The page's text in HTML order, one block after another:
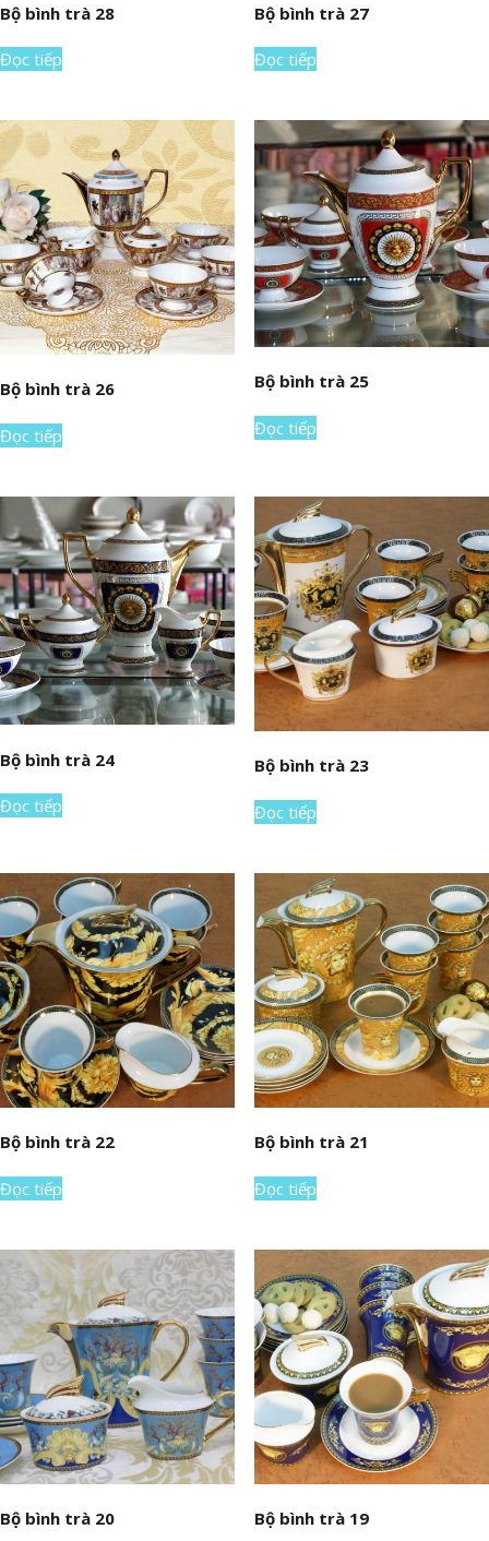
Bộ bình trà 28
Đọc tiếp
Bộ bình trà 27
Đọc tiếp
Bộ bình trà 26
Đọc tiếp
Bộ bình trà 25
Đọc tiếp
Bộ bình trà 24
Đọc tiếp
Bộ bình trà 23
Đọc tiếp
Bộ bình trà 22
Đọc tiếp
Bộ bình trà 21
Đọc tiếp
Bộ bình trà 20 Bộ bình trà 19